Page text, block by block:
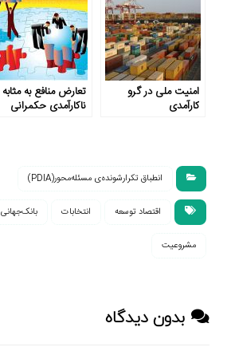
امنیت ملی در گرو
کارآمدی
تعارض منافع به‌ مثابه
ناکارآمدی حکمرانی
انطباق تکرارشونده‌ی مسئله‌محور(PDIA)
اقتصاد توسعه انتخابات بانک‌جهانی
مشروعیت
بدون دیدگاه